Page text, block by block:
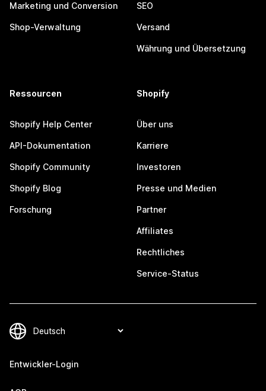
Marketing und Conversion
Shop-Verwaltung
SEO
Versand
Währung und Übersetzung
Ressourcen
Shopify Help Center
API-Dokumentation
Shopify Community
Shopify Blog
Forschung
Shopify
Über uns
Karriere
Investoren
Presse und Medien
Partner
Affiliates
Rechtliches
Service-Status
Entwickler-Login